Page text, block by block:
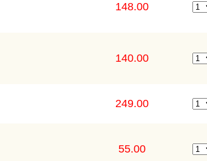
148.00
140.00
249.00
55.00